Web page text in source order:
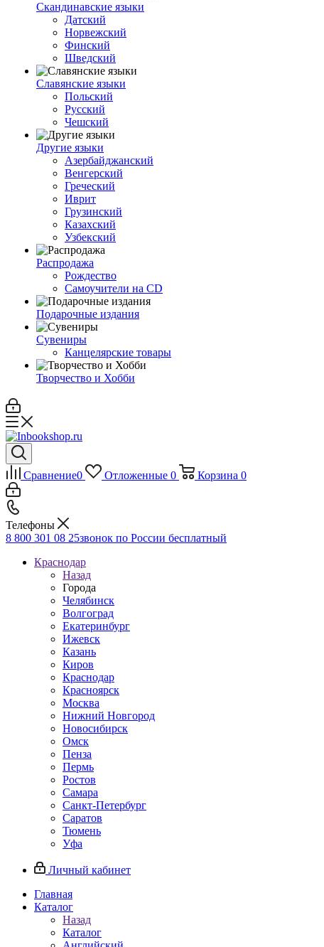
Скандинавские языки
Датский
Норвежский
Финский
Шведский
Славянские языки
Польский
Русский
Чешский
Другие языки
Азербайджанский
Венгерский
Греческий
Иврит
Грузинский
Казахский
Узбекский
Распродажа
Рождество
Самоучители на CD
Подарочные издания
Сувениры
Канцелярские товары
Творчество и Хобби
Сравнение0 Отложенные 0 Корзина 0
Телефоны
8 800 301 08 25звонок по России бесплатный
Краснодар
Назад
Города
Челябинск
Волгоград
Екатеринбург
Ижевск
Казань
Киров
Краснодар
Красноярск
Москва
Нижний Новгород
Новосибирск
Омск
Пенза
Пермь
Ростов
Самара
Санкт-Петербург
Саратов
Тюмень
Уфа
Личный кабинет
Главная
Каталог
Назад
Каталог